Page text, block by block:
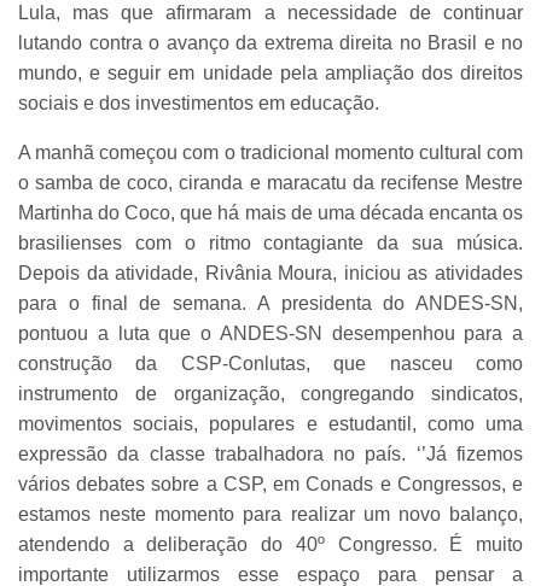
Lula, mas que afirmaram a necessidade de continuar
lutando contra o avanço da extrema direita no Brasil e no
mundo, e seguir em unidade pela ampliação dos direitos
sociais e dos investimentos em educação.
A manhã começou com o tradicional momento cultural com
o samba de coco, ciranda e maracatu da recifense Mestre
Martinha do Coco, que há mais de uma década encanta os
brasilienses com o ritmo contagiante da sua música.
Depois da atividade, Rivânia Moura, iniciou as atividades
para o final de semana. A presidenta do ANDES-SN,
pontuou a luta que o ANDES-SN desempenhou para a
construção da CSP-Conlutas, que nasceu como
instrumento de organização, congregando sindicatos,
movimentos sociais, populares e estudantil, como uma
expressão da classe trabalhadora no país. ‘’Já fizemos
vários debates sobre a CSP, em Conads e Congressos, e
estamos neste momento para realizar um novo balanço,
atendendo a deliberação do 40º Congresso. É muito
importante utilizarmos esse espaço para pensar a